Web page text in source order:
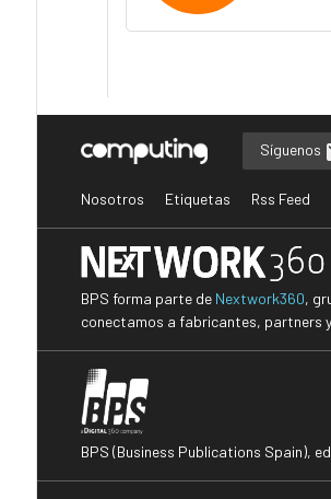
Síguenos
Nosotros Etiquetas Rss Feed
BPS forma parte de Nextwork360,
conectamos a fabricantes, partners
BPS (Business Publications Spain),